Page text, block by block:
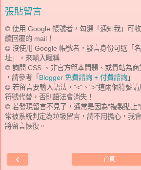
張貼留言
◎ 使用 Google 帳號者，勾選「通知我」可
續回覆的 mail！
◎ 沒使用 Google 帳號者，發言身份可選「
址」，來輸入暱稱
◎ 詢問 CSS 、非官方範本問題、或貴站為商
，請參考「 Blogger 免費諮詢 + 付費諮詢 」
◎ 若留言要輸入語法，"<"、">"這兩個符號請
符號代替，否則語法會消失！
◎ 若發現留言不見了，通常是因為"複製貼上
常被系統判定為垃圾留言，請不用擔心，我
將留言恢復。
‹ 首頁